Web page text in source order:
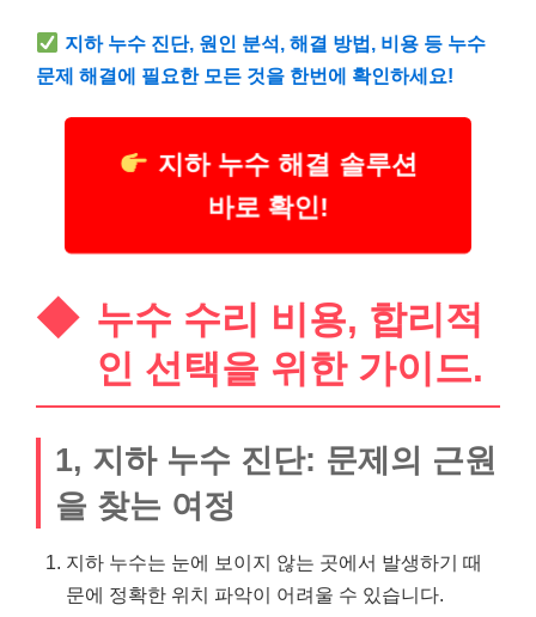
지하 누수 진단, 원인 분석, 해결 방법, 비용 등 누수
문제 해결에 필요한 모든 것을 한번에 확인하세요!
지하 누수 해결 솔루션
바로 확인!
누수 수리 비용, 합리적
인 선택을 위한 가이드.
1, 지하 누수 진단: 문제의 근원
을 찾는 여정
지하 누수는 눈에 보이지 않는 곳에서 발생하기 때
문에 정확한 위치 파악이 어려울 수 있습니다.